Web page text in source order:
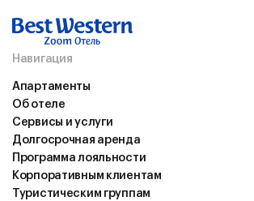
Навигация
Апартаменты
Об отеле
Сервисы и услуги
Долгосрочная аренда
Программа лояльности
Корпоративным клиентам
Туристическим группам